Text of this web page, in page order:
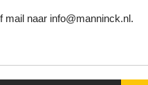
mail naar info@manninck.nl.